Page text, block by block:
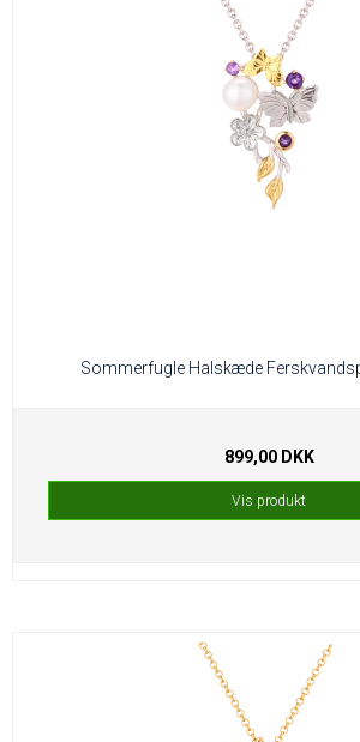
Sommerfugle Halskæde
899,00 DKK
Vis produkt